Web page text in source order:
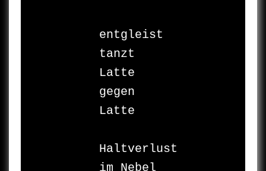
entgleist
tanzt
Latte
gegen
Latte
Haltverlust
im Nebel